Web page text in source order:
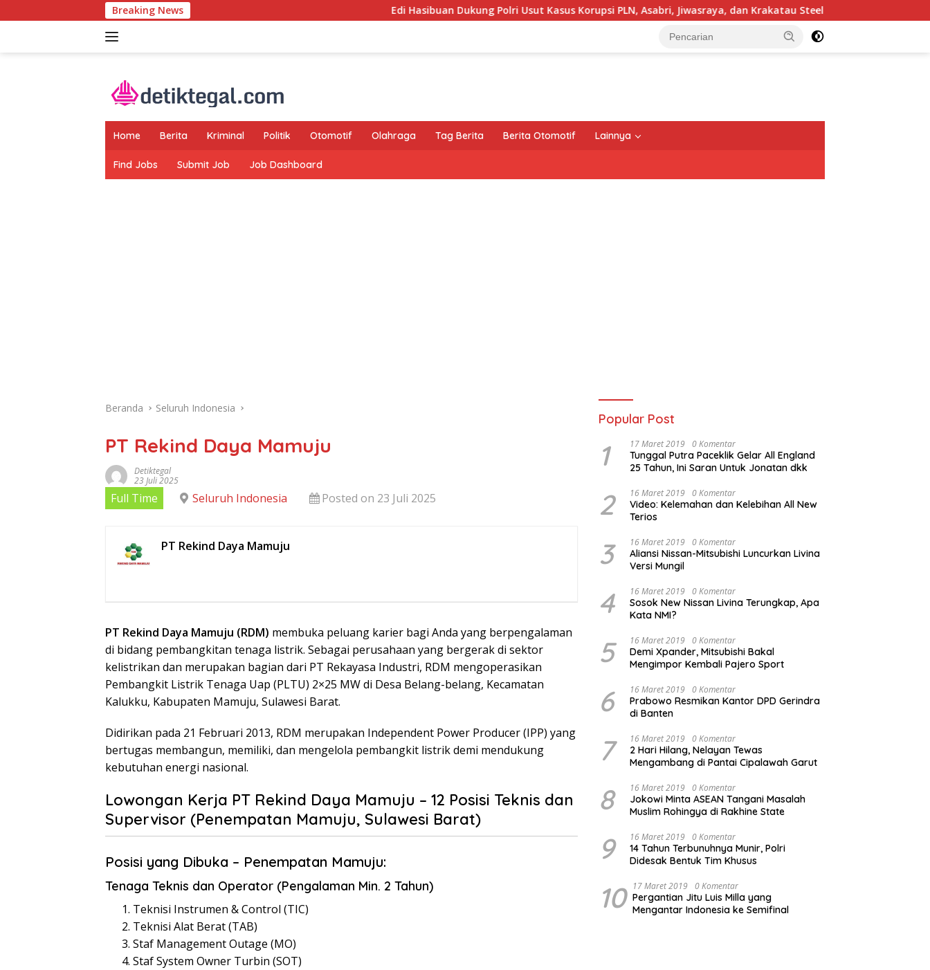
ke
Breaking News Edi Hasibuan Dukung Polri Usut Kasus Korupsi PLN, Asabri, Jiwasraya, dan Krakatau Steel
Home Berita Kriminal Politik Otomotif Olahraga Tag Berita Berita Otomotif Lainnya
Find Jobs Submit Job Job Dashboard
Beranda Seluruh Indonesia
PT Rekind Daya Mamuju
Detiktegal
23 Juli 2025
Full Time Seluruh Indonesia Posted on 23 Juli 2025
PT Rekind Daya Mamuju
PT Rekind Daya Mamuju (RDM) membuka peluang karier bagi Anda yang berpengalaman
di bidang pembangkitan tenaga listrik. Sebagai perusahaan yang bergerak di sektor
kelistrikan dan merupakan bagian dari PT Rekayasa Industri, RDM mengoperasikan
Pembangkit Listrik Tenaga Uap (PLTU) 2×25 MW di Desa Belang-belang, Kecamatan
Kalukku, Kabupaten Mamuju, Sulawesi Barat.
Didirikan pada 21 Februari 2013, RDM merupakan Independent Power Producer (IPP) yang
bertugas membangun, memiliki, dan mengelola pembangkit listrik demi mendukung
kebutuhan energi nasional.
Lowongan Kerja PT Rekind Daya Mamuju – 12 Posisi Teknis dan
Supervisor (Penempatan Mamuju, Sulawesi Barat)
Posisi yang Dibuka – Penempatan Mamuju:
Tenaga Teknis dan Operator (Pengalaman Min. 2 Tahun)
Teknisi Instrumen & Control (TIC)
Teknisi Alat Berat (TAB)
Staf Management Outage (MO)
Staf System Owner Turbin (SOT)
Popular Post
1 17 Maret 2019 0 Komentar
Tunggal Putra Paceklik Gelar All England
25 Tahun, Ini Saran Untuk Jonatan dkk
2 16 Maret 2019 0 Komentar
Video: Kelemahan dan Kelebihan All New
Terios
3 16 Maret 2019 0 Komentar
Aliansi Nissan-Mitsubishi Luncurkan Livina
Versi Mungil
4 16 Maret 2019 0 Komentar
Sosok New Nissan Livina Terungkap, Apa
Kata NMI?
5 16 Maret 2019 0 Komentar
Demi Xpander, Mitsubishi Bakal
Mengimpor Kembali Pajero Sport
6 16 Maret 2019 0 Komentar
Prabowo Resmikan Kantor DPD Gerindra
di Banten
7 16 Maret 2019 0 Komentar
2 Hari Hilang, Nelayan Tewas
Mengambang di Pantai Cipalawah Garut
8 16 Maret 2019 0 Komentar
Jokowi Minta ASEAN Tangani Masalah
Muslim Rohingya di Rakhine State
9 16 Maret 2019 0 Komentar
14 Tahun Terbunuhnya Munir, Polri
Didesak Bentuk Tim Khusus
10 17 Maret 2019 0 Komentar
Pergantian Jitu Luis Milla yang
Mengantar Indonesia ke Semifinal